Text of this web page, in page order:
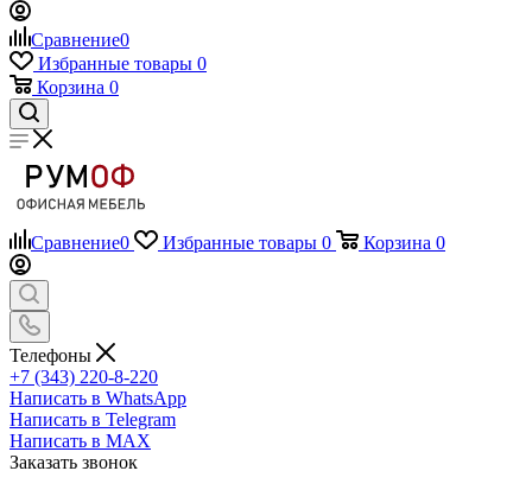
Сравнение0
Избранные товары 0
Корзина 0
Сравнение0 Избранные товары 0 Корзина 0
Телефоны
+7 (343) 220-8-220
Написать в WhatsApp
Написать в Telegram
Написать в MAX
Заказать звонок